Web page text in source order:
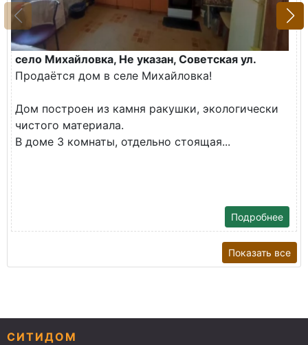
село Михайловка, Не указан, Советская ул.
Продаётся дом в селе Михайловка!
Дом построен из камня ракушки, экологически
чистого материала.
В доме 3 комнаты, отдельно стоящая...
Подробнее
Показать все
СИТИДОМ